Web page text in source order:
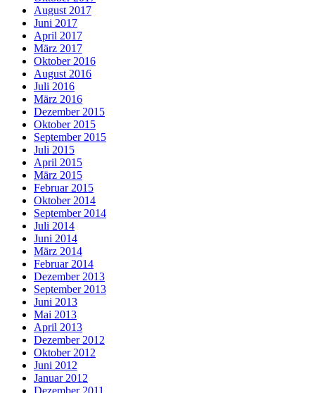
August 2017
Juni 2017
April 2017
März 2017
Oktober 2016
August 2016
Juli 2016
März 2016
Dezember 2015
Oktober 2015
September 2015
Juli 2015
April 2015
März 2015
Februar 2015
Oktober 2014
September 2014
Juli 2014
Juni 2014
März 2014
Februar 2014
Dezember 2013
September 2013
Juni 2013
Mai 2013
April 2013
Dezember 2012
Oktober 2012
Juni 2012
Januar 2012
Dezember 2011